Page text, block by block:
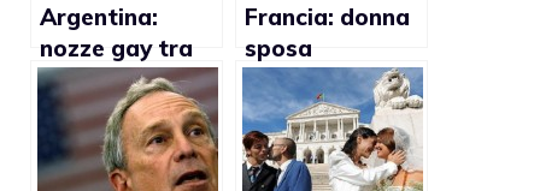
Argentina:
nozze gay tra
militari
Francia: donna
sposa
legalmente
trans